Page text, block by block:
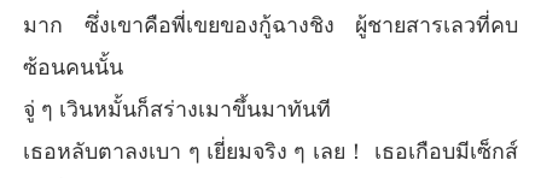
มาก ซึ่งเขาคือพี่เขยของกู้ฉางชิง ผู้ชายสารเลวที่คบ
ซ้อนคนนั้น
จู่ ๆ เวินหมั้นก็สร่างเมาขึ้นมาทันที
เธอหลับตาลงเบา ๆ เยี่ยมจริง ๆ เลย！ เธอเกือบมีเซ็กส์